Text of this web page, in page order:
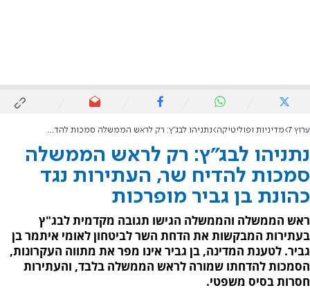
ערוץ 7 מדיניות ופוליטיקה נתניהו לבג"ץ: רק לראש הממשלה סמכות להדיח שר, העתירות נגד כהונת בן גביר מופרכות
נתניהו לבג"ץ: רק לראש הממשלה
סמכות להדיח שר, העתירות נגד
כהונת בן גביר מופרכות
ראש הממשלה והממשלה הגישו תגובה מקדמית לבג"ץ
בעתירות המבקשות את הדחת השר לביטחון לאומי איתמר בן
גביר. לטענת המדינה, בן גביר אינו מפר את מתווה העקרונות,
הסמכות להדחתו שמורה לראש הממשלה בלבד, והעתירות
חסרות בסיס משפטי.